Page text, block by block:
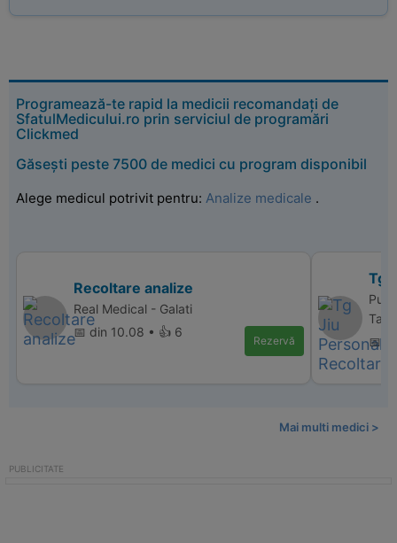
Programează-te rapid la medicii recomandați de
SfatulMedicului.ro prin serviciul de programări
Clickmed
Găsești peste 7500 de medici cu program disponibil
Alege medicul potrivit pentru: Analize medicale .
Recoltare analize
Real Medical - Galati
📅 din 10.08 • 👍 6
Rezervă
Tg
📅
Mai multi medici >